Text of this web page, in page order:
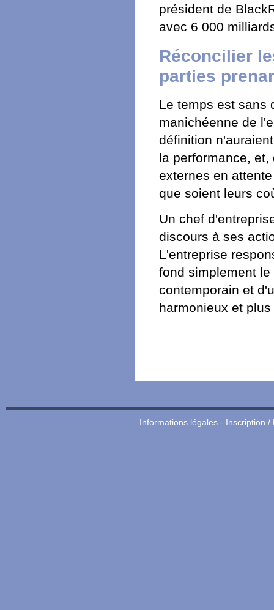
président de
avec 6 000
Réconcilier
parties
Le temps est sans
manichéenne de
définition
la performance,
externes en
que soient leurs
Un chef
discours à ses
L'entreprise
fond simplement
contemporain et
harmonieux et
Informations légales- Inscription